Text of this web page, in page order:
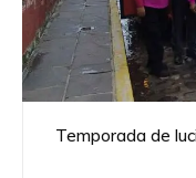
Temporada de